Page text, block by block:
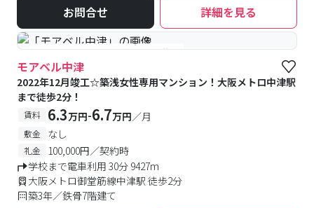
お問合せ 詳細を見る
#女性専用 #予約受付中 #空室待ち
モアベル中津
2022年12月竣工☆築浅女性専用マンション！大阪メトロ中津駅
まで徒歩2分！
賃料 6.3万円-6.7万円／月
敷金 なし
礼金
100,000円／契約時
学校まで電車利用 30分 9427m
大阪メトロ御堂筋線中津駅 徒歩2分
築3年／鉄骨7階建て